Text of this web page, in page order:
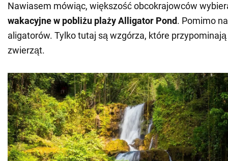
Nawiasem mówiąc, większość obcokrajowców
wakacyjne w pobliżu plaży Alligator Pond. Pomimo
aligatorów. Tylko tutaj są wzgórza, które
zwierząt.